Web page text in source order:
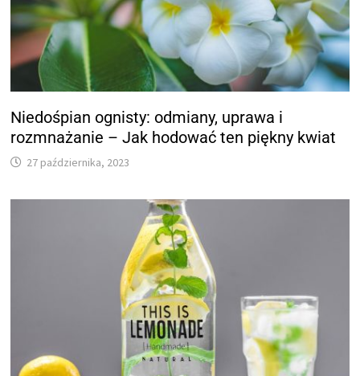
Niedośpian ognisty: odmiany, uprawa i
rozmnażanie – Jak hodować ten piękny kwiat
27 października, 2023